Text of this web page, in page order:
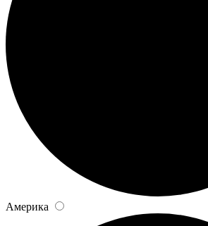
Америка